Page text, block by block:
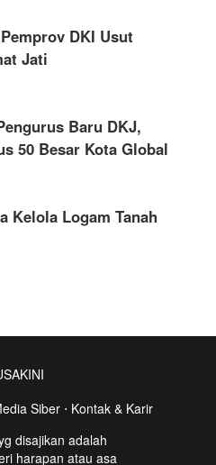
DKI Usut
Jati
Baru DKJ,
50 Besar Kota Global
Kelola Logam Tanah
Siber⋅ Kontak & Karir
disajikan adalah
harapan atau asa